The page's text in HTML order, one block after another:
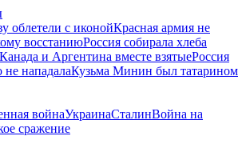
облетели с иконойКрасная армия не
восстаниюРоссия собирала хлеба
и Аргентина вместе взятыеРоссия
не нападалаКузьма Минин был татарином
войнаУкраинаСталинВойна на
сражение